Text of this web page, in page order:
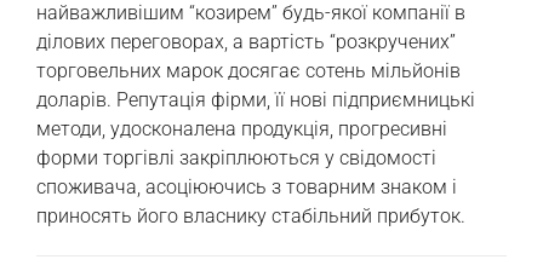
найважливішим “козирем” будь-якої компанії в
ділових переговорах, а вартість “розкручених”
торговельних марок досягає сотень мільйонів
доларів. Репутація фірми, її нові підприємницькі
методи, удосконалена продукція, прогресивні
форми торгівлі закріплюються у свідомості
споживача, асоціюючись з товарним знаком і
приносять його власнику стабільний прибуток.